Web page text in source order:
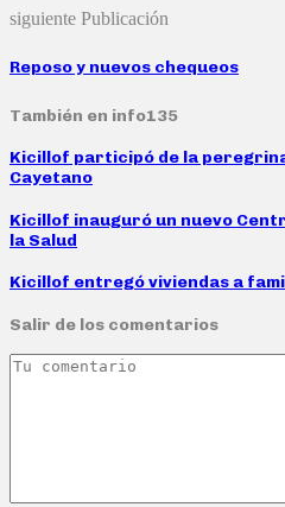
siguiente Publicación
Reposo y nuevos chequeos
También en info135
Kicillof participó de la
Cayetano
Kicillof inauguró un nuevo
la Salud
Kicillof entregó viviendas a
Salir de los comentarios